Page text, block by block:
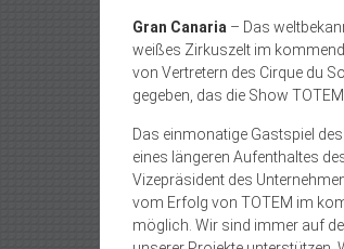
Gran Canaria – Das
weißes Zirkuszelt im
von Vertretern des Cirque du
gegeben, das die Show
Das einmonatige Gastspiel
eines längeren Aufenthaltes
Vizepräsident des
vom Erfolg von TOTEM im
möglich. Wir sind immer auf